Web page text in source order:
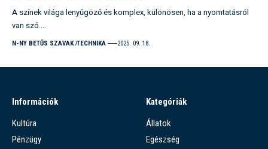
A színek világa lenyűgöző és komplex, különösen, ha a nyomtatásról
van szó.…
N-NY BETŰS SZAVAK TECHNIKA 2025. 09. 18.
Információk
Kultúra
Pénzügy
Kategóriák
Állatok
Egészség